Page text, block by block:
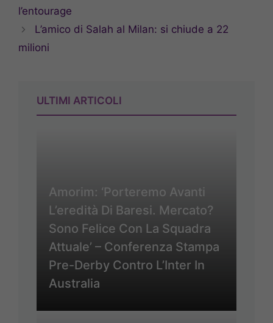
l’entourage
L’amico di Salah al Milan: si chiude a 22
milioni
ULTIMI ARTICOLI
Amorim: ‘Porteremo Avanti
L’eredità Di Baresi. Mercato?
Sono Felice Con La Squadra
Attuale’ – Conferenza Stampa
Pre-Derby Contro L’Inter In
Australia